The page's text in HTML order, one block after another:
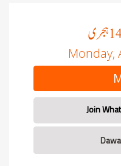
ہجری
Monday,